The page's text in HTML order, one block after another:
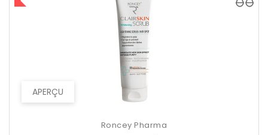
APERÇU
Roncey Pharma